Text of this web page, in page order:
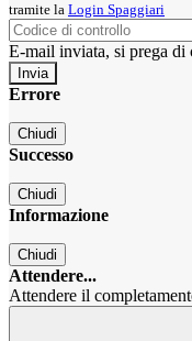
tramite la Login Spaggiari
E-mail inviata, si prega di
Errore
Chiudi
Successo
Chiudi
Informazione
Chiudi
Attendere...
Attendere il